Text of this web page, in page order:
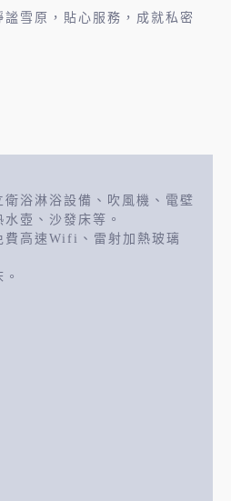
雪原，貼心服務，成就私密
浴淋浴設備、吹風機、電壁
壺、沙發床等。
費高速Wifi、雷射加熱玻璃